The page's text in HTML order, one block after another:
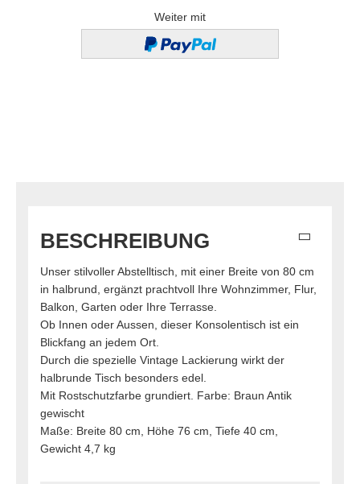
Weiter mit
BESCHREIBUNG
Unser stilvoller Abstelltisch, mit einer Breite von 80 cm
in halbrund, ergänzt prachtvoll Ihre Wohnzimmer, Flur,
Balkon, Garten oder Ihre Terrasse.
Ob Innen oder Aussen, dieser Konsolentisch ist ein
Blickfang an jedem Ort.
Durch die spezielle Vintage Lackierung wirkt der
halbrunde Tisch besonders edel.
Mit Rostschutzfarbe grundiert. Farbe: Braun Antik
gewischt
Maße: Breite 80 cm, Höhe 76 cm, Tiefe 40 cm,
Gewicht 4,7 kg